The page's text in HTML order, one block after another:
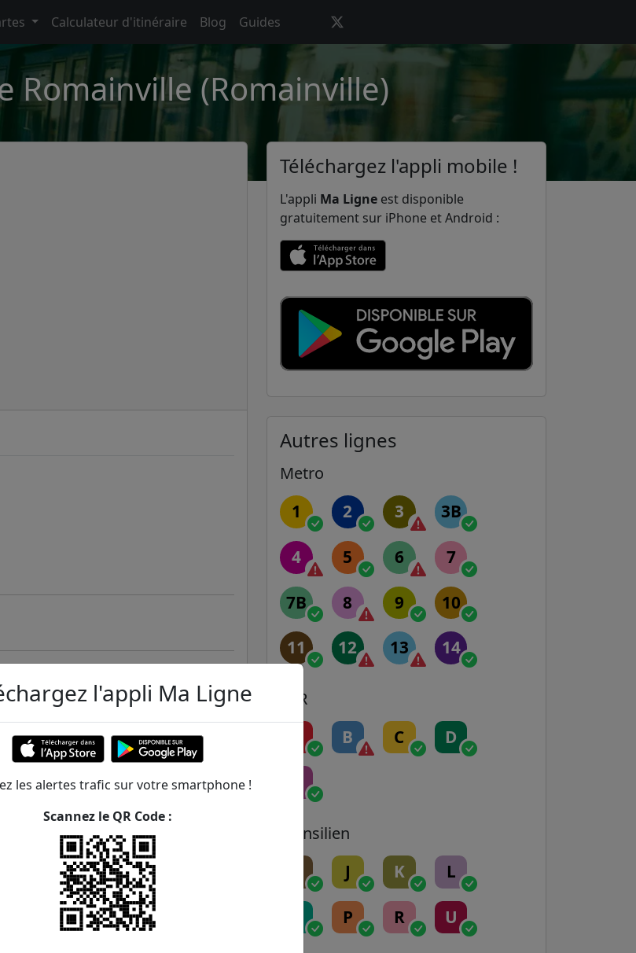
Calculateur d'itinéraire Blog Guides
Romainville (Romainville)
situées à moins de 1km de la gare
Téléchargez l'appli mobile !
L'appli Ma Ligne est disponible
gratuitement sur iPhone et Android :
Autres lignes
Metro
1 2 3 3B
4 5 6 7
7B 8 9 10
11 12 13 14
RER
B C D
Transilien
J K L
P R U
l'appli Ma Ligne
les alertes trafic sur votre smartphone !
Scannez le QR Code :